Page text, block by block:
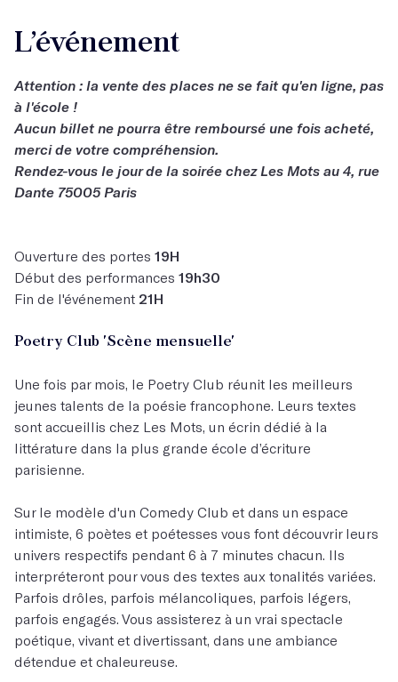
L’événement
Attention : la vente des places ne se fait qu'en ligne, pas
à l'école !
Aucun billet ne pourra être remboursé une fois acheté,
merci de votre compréhension.
Rendez-vous le jour de la soirée chez Les Mots au 4, rue
Dante 75005 Paris
Ouverture des portes 19H
Début des performances 19h30
Fin de l'événement 21H
Poetry Club 'Scène mensuelle'
Une fois par mois, le Poetry Club réunit les meilleurs
jeunes talents de la poésie francophone. Leurs textes
sont accueillis chez Les Mots, un écrin dédié à la
littérature dans la plus grande école d’écriture
parisienne.
Sur le modèle d'un Comedy Club et dans un espace
intimiste, 6 poètes et poétesses vous font découvrir leurs
univers respectifs pendant 6 à 7 minutes chacun. Ils
interpréteront pour vous des textes aux tonalités variées.
Parfois drôles, parfois mélancoliques, parfois légers,
parfois engagés. Vous assisterez à un vrai spectacle
poétique, vivant et divertissant, dans une ambiance
détendue et chaleureuse.